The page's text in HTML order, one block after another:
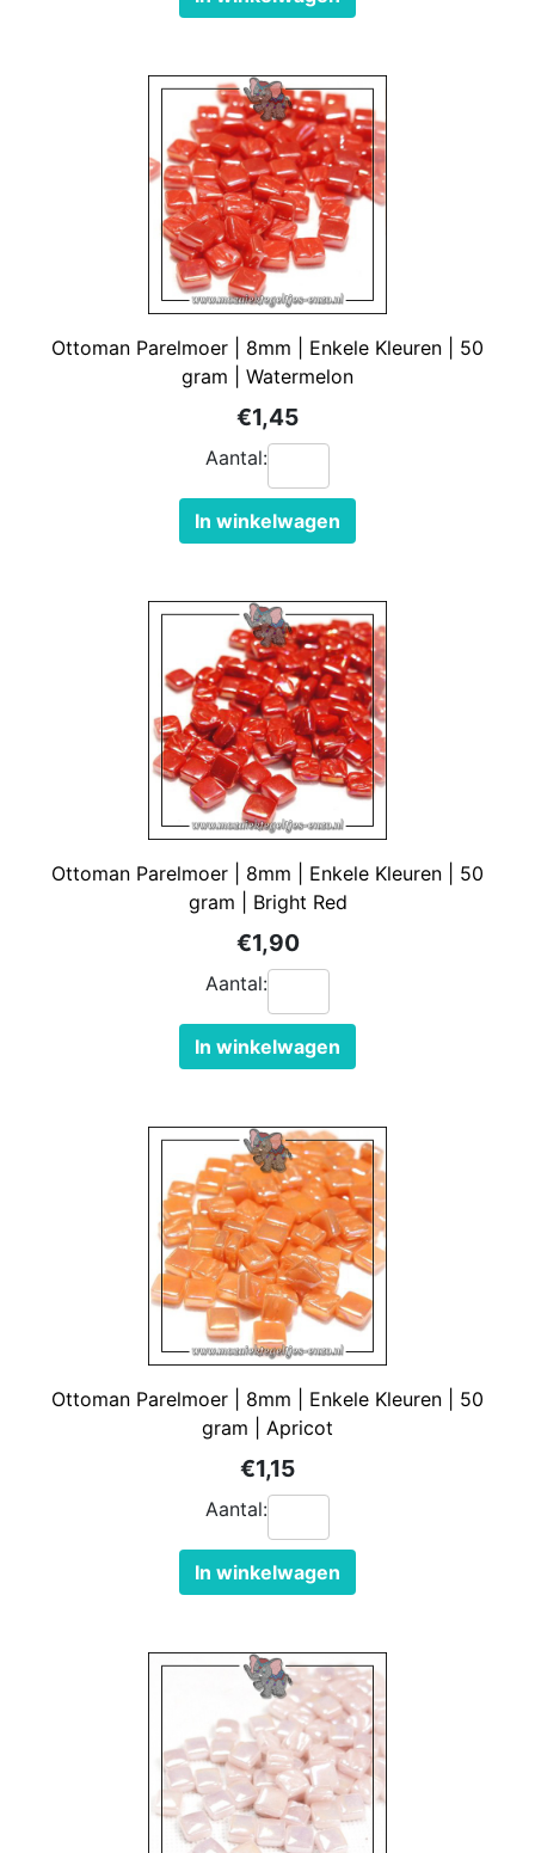
Ottoman Parelmoer | 8mm | Enkele Kleuren | 50
gram | Watermelon
€1,45
Aantal:
In winkelwagen
Ottoman Parelmoer | 8mm | Enkele Kleuren | 50
gram | Bright Red
€1,90
Aantal:
In winkelwagen
Ottoman Parelmoer | 8mm | Enkele Kleuren | 50
gram | Apricot
€1,15
Aantal:
In winkelwagen